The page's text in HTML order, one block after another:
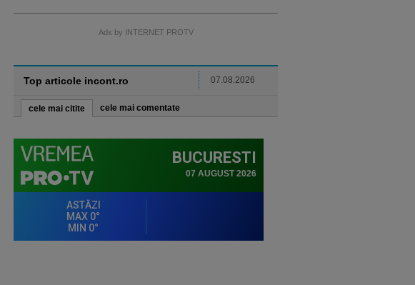
Ads by INTERNET PROTV
Top articole incont.ro 07.08.2026
cele mai citite cele mai comentate